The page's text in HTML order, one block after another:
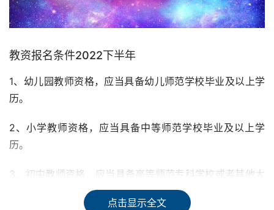
教资报名条件2022下半年
1、幼儿园教师资格，应当具备幼儿师范学校毕业及以上学
历。
2、小学教师资格，应当具备中等师范学校毕业及以上学
历。
3、初中教师资格，应当具备高等师范专科学校或者其他大
学专科毕业及以上学历。
点击显示全文